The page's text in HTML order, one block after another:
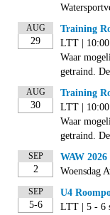
AUG
29
Training
LTT |
Waar
getraind.
AUG
30
Training
LTT |
Waar
getraind.
SEP
2
WAW 2026
Woensdag
SEP
5-6
U4
LTT | 5 - 6